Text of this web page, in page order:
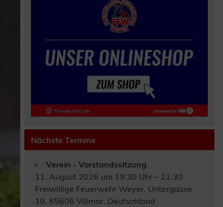
Nächste Termine
Verein - Vorstandssitzung
11. August 2026 um 19:30 Uhr – 21:30
Freiwillige Feuerwehr Weyer, Untergasse
18, 65606 Villmar, Deutschland